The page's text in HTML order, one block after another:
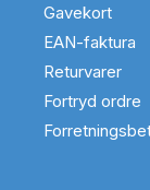
Gavekort
EAN-faktura
Returvarer
Fortryd ordre